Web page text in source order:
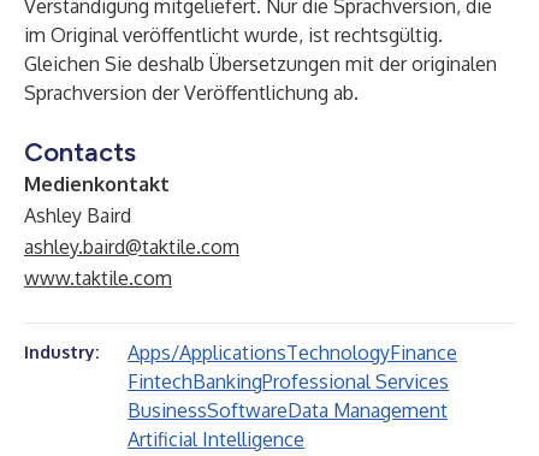
Verständigung mitgeliefert. Nur die Sprachversion, die
im Original veröffentlicht wurde, ist rechtsgültig.
Gleichen Sie deshalb Übersetzungen mit der originalen
Sprachversion der Veröffentlichung ab.
Contacts
Medienkontakt
Ashley Baird
ashley.baird@taktile.com
www.taktile.com
Industry: Apps/ApplicationsTechnologyFinance
FintechBankingProfessional Services
BusinessSoftwareData Management
Artificial Intelligence